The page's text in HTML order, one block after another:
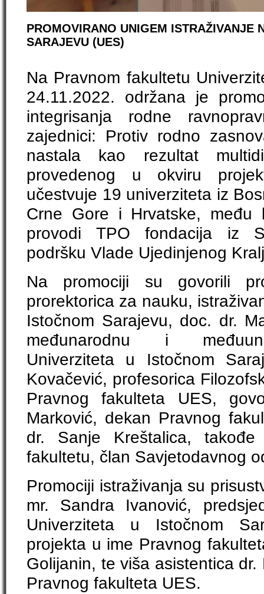
PROMOVIRANO UNIGEM ISTRAŽIVANJE
SARAJEVU (UES)
Na Pravnom fakultetu
24.11.2022. održana je
integrisanja rodne
zajednici: Protiv rodno
nastala kao rezultat
provedenog u okviru
učestvuje 19 univerziteta iz
Crne Gore i Hrvatske,
provodi TPO fondacija iz
podršku Vlade Ujedinjenog
Na promociji su govorili
prorektorica za nauku,
Istočnom Sarajevu, doc. dr.
međunarodnu i
Univerziteta u Istočnom
Kovačević, profesorica
Pravnog fakulteta UES,
Marković, dekan Pravnog
dr. Sanje Kreštalica,
fakultetu, član Savjetodavnog
Promociji istraživanja su
mr. Sandra Ivanović,
Univerziteta u Istočnom
projekta u ime Pravnog
Golijanin, te viša asistentica
Pravnog fakulteta UES.